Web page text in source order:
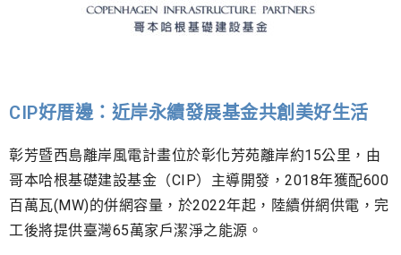
CIP好厝邊：近岸永續發展基金共創美好生活
彰芳暨西島離岸風電計畫位於彰化芳苑離岸約15公里，由
哥本哈根基礎建設基金（CIP）主導開發，2018年獲配600
百萬瓦(MW)的併網容量，於2022年起，陸續併網供電，完
工後將提供臺灣65萬家戶潔淨之能源。